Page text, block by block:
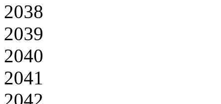
2038
2039
2040
2041